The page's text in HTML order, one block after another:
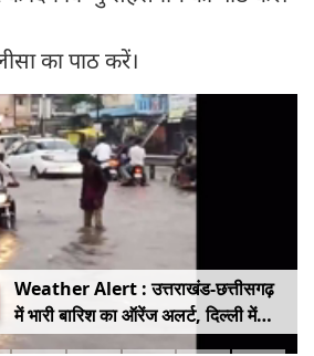
का पाठ करें।
Weather Alert : उत्तराखंड-छत्तीसगढ़
में भारी बारिश का ऑरेंज अलर्ट, दिल्ली में
हल्की बारिश, जानें IMD का ताजा अपडेट